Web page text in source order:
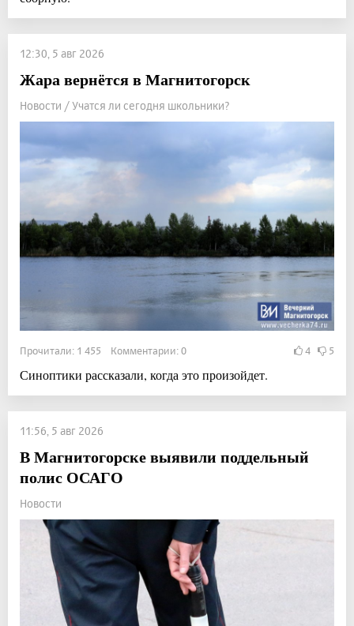
12:30, 5 авг 2026
Жара вернётся в Магнитогорск
Новости / Учатся ли сегодня школьники?
Прочитали: 1 455 Комментарии: 0 4 5
Синоптики рассказали, когда это произойдет.
11:56, 5 авг 2026
В Магнитогорске выявили поддельный
полис ОСАГО
Новости